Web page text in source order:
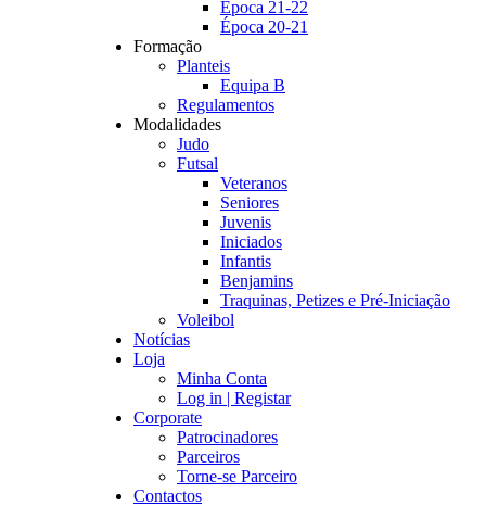
Época 21-22
Época 20-21
Formação
Planteis
Equipa B
Regulamentos
Modalidades
Judo
Futsal
Veteranos
Seniores
Juvenis
Iniciados
Infantis
Benjamins
Traquinas, Petizes e Pré-Iniciação
Voleibol
Notícias
Loja
Minha Conta
Log in | Registar
Corporate
Patrocinadores
Parceiros
Torne-se Parceiro
Contactos